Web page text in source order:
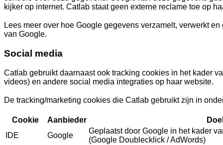
kijker op internet. Catlab staat geen externe reclame toe op
Lees meer over hoe Google gegevens verzamelt, verwerkt
van Google.
Social media
Catlab gebruikt daarnaast ook tracking cookies in het kader
videos) en andere social media integraties op haar website.
De tracking/marketing cookies die Catlab gebruikt zijn in
Cookie Aanbieder
IDE
Google
Geplaatst door Google in het kader
(Google Doublecklick / AdWords)